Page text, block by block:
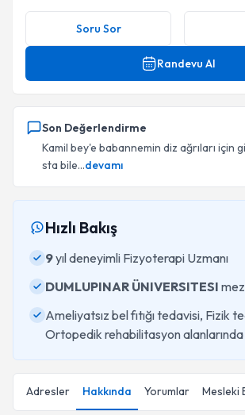
Soru Sor
Randevu Al
Son Değerlendirme
Kamil bey'e babannemin diz ağrıları için
sta bile...devamı
Hızlı Bakış
9yıl deneyimli Fizyoterapi Uzmanı
DUMLUPINAR ÜNIVERSITESI
Ameliyatsız bel fıtığı tedavisi, Fizik
Ortopedik rehabilitasyon
Adresler Hakkında Yorumlar Mesleki